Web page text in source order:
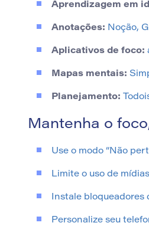
Aprendizagem em
Anotações: Noção,
Aplicativos de foco:
Mapas mentais:
Planejamento:
Mantenha o
Use o modo “Não
Limite o uso de
Instale bloqueadores
Personalize seu